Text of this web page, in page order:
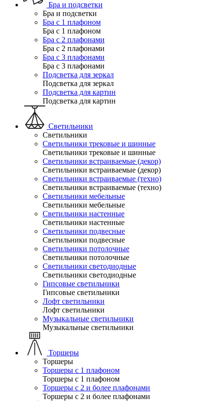
Бра и подсветки
Бра и подсветки
Бра с 1 плафоном
Бра с 1 плафоном
Бра с 2 плафонами
Бра с 2 плафонами
Бра с 3 плафонами
Бра с 3 плафонами
Подсветка для зеркал
Подсветка для зеркал
Подсветка для картин
Подсветка для картин
Светильники
Светильники
Светильники трековые и шинные
Светильники трековые и шинные
Светильники встраиваемые (декор)
Светильники встраиваемые (декор)
Светильники встраиваемые (техно)
Светильники встраиваемые (техно)
Светильники мебельные
Светильники мебельные
Светильники настенные
Светильники настенные
Светильники подвесные
Светильники подвесные
Светильники потолочные
Светильники потолочные
Светильники светодиодные
Светильники светодиодные
Гипсовые светильники
Гипсовые светильники
Лофт светильники
Лофт светильники
Музыкальные светильники
Музыкальные светильники
Торшеры
Торшеры
Торшеры с 1 плафоном
Торшеры с 1 плафоном
Торшеры с 2 и более плафонами
Торшеры с 2 и более плафонами